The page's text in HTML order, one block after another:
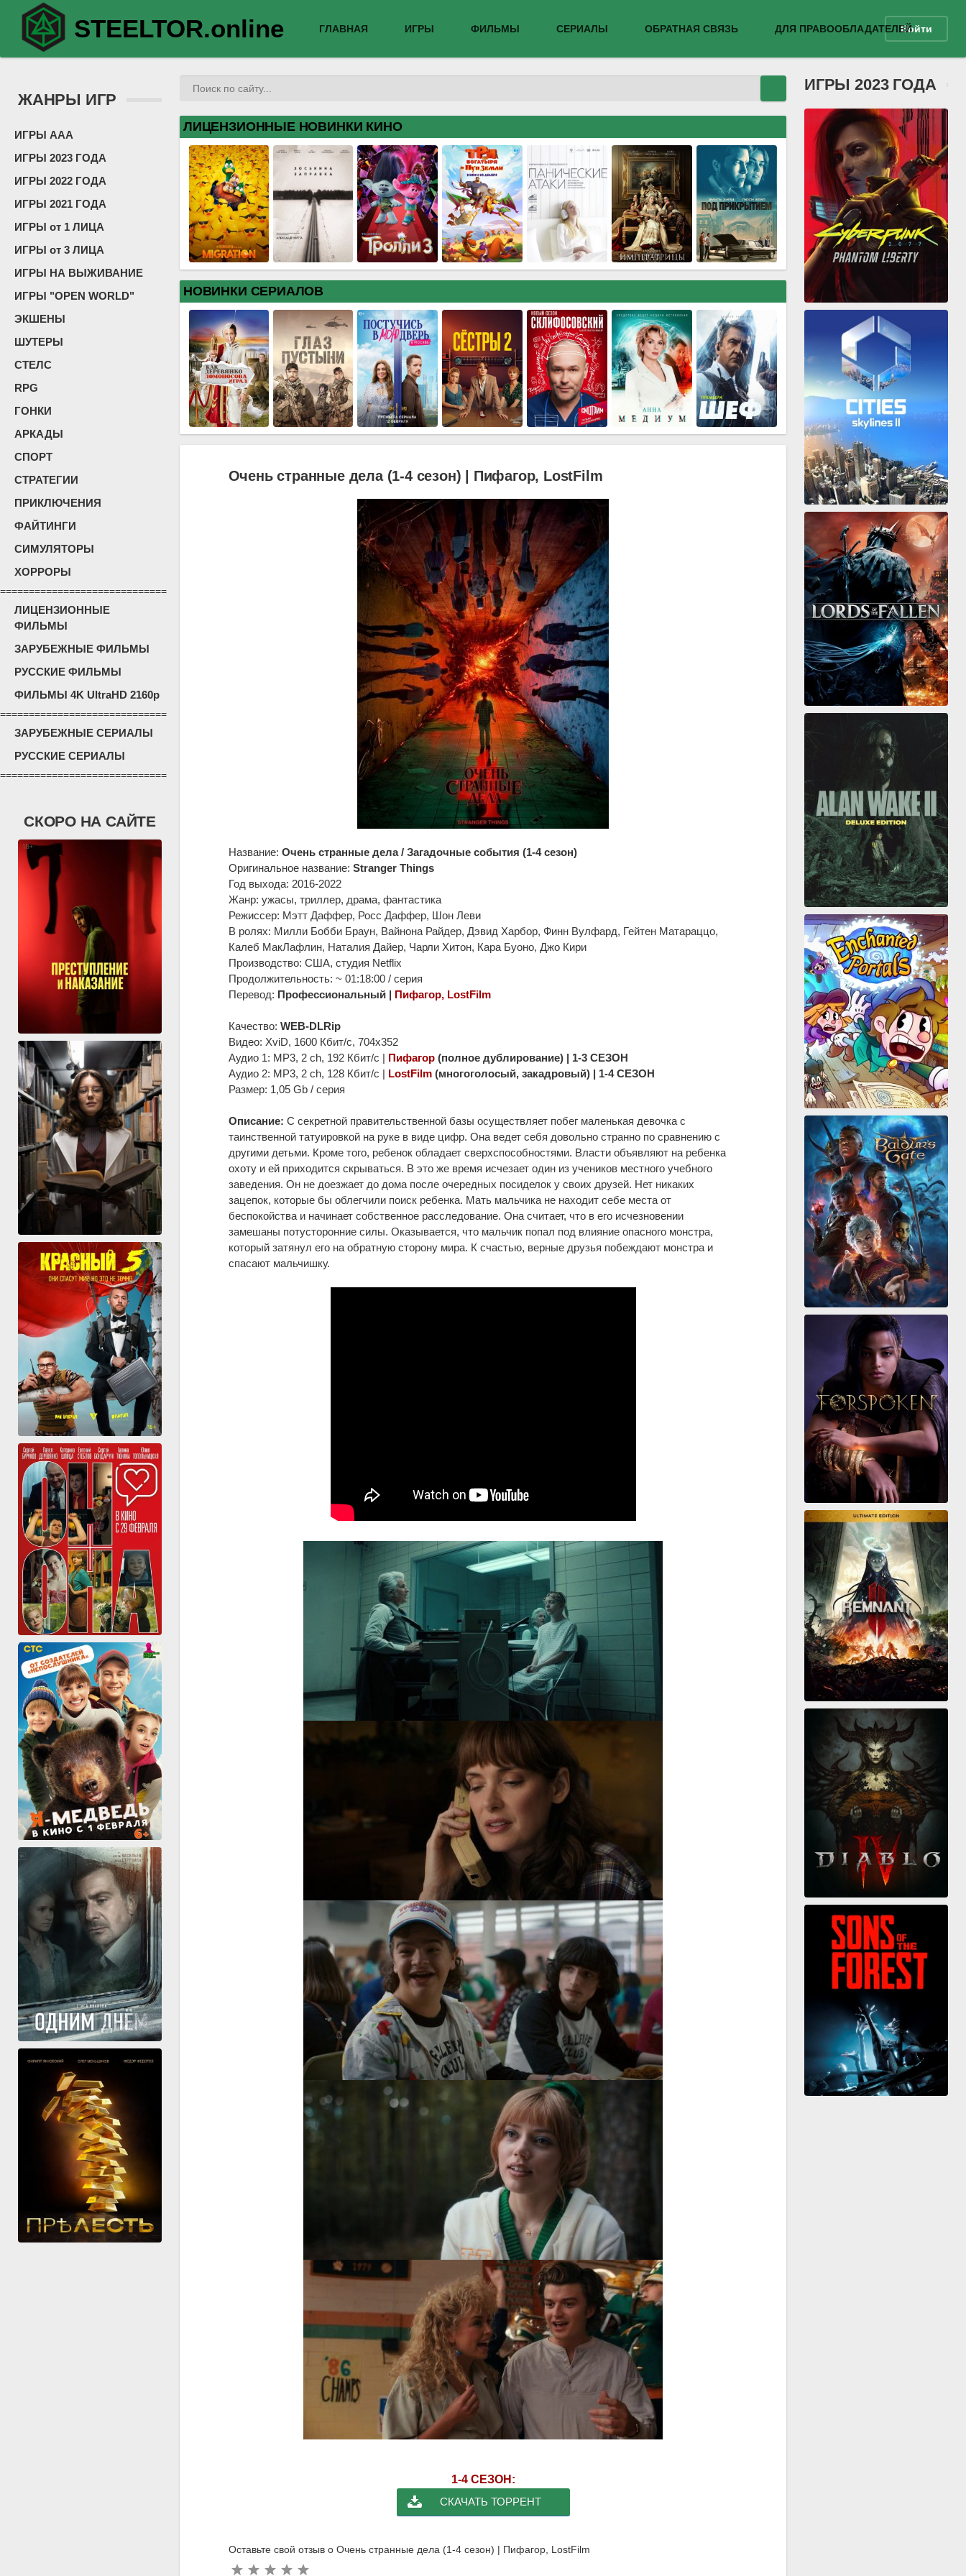
STEELTOR.online ГЛАВНАЯ ИГРЫ ФИЛЬМЫ СЕРИАЛЫ ОБРАТНАЯ СВЯЗЬ ДЛЯ ПРАВООБЛАДАТЕЛЕЙВойти
ЖАНРЫ ИГР
ИГРЫ ААА
ИГРЫ 2023 ГОДА
ИГРЫ 2022 ГОДА
ИГРЫ 2021 ГОДА
ИГРЫ от 1 ЛИЦА
ИГРЫ от 3 ЛИЦА
ИГРЫ НА ВЫЖИВАНИЕ
ИГРЫ "OPEN WORLD"
ЭКШЕНЫ
ШУТЕРЫ
СТЕЛС
RPG
ГОНКИ
АРКАДЫ
СПОРТ
СТРАТЕГИИ
ПРИКЛЮЧЕНИЯ
ФАЙТИНГИ
СИМУЛЯТОРЫ
ХОРРОРЫ
=============================
ЛИЦЕНЗИОННЫЕ
ФИЛЬМЫ
ЗАРУБЕЖНЫЕ ФИЛЬМЫ
РУССКИЕ ФИЛЬМЫ
ФИЛЬМЫ 4K UltraHD 2160p
=============================
ЗАРУБЕЖНЫЕ СЕРИАЛЫ
РУССКИЕ СЕРИАЛЫ
=============================
СКОРО НА САЙТЕ
ЛИЦЕНЗИОННЫЕ НОВИНКИ КИНО
НОВИНКИ СЕРИАЛОВ
Очень странные дела (1-4 сезон) | Пифагор, LostFilm
Название: Очень странные дела / Загадочные события (1-4 сезон)
Оригинальное название: Stranger Things
Год выхода: 2016-2022
Жанр: ужасы, триллер, драма, фантастика
Режиссер: Мэтт Даффер, Росс Даффер, Шон Леви
В ролях: Милли Бобби Браун, Вайнона Райдер, Дэвид Харбор, Финн Вулфард, Гейтен Матараццо,
Калеб МакЛафлин, Наталия Дайер, Чарли Хитон, Кара Буоно, Джо Кири
Производство: США, студия Netflix
Продолжительность: ~ 01:18:00 / серия
Перевод: Профессиональный | Пифагор, LostFilm
Качество: WEB-DLRip
Видео: XviD, 1600 Кбит/с, 704x352
Аудио 1: MP3, 2 ch, 192 Кбит/с | Пифагор(полное дублирование) | 1-3 СЕЗОН
Аудио 2: MP3, 2 ch, 128 Кбит/с | LostFilm(многоголосый, закадровый) | 1-4 СЕЗОН
Размер: 1,05 Gb / серия
Описание: С секретной правительственной базы осуществляет побег маленькая девочка с
таинственной татуировкой на руке в виде цифр. Она ведет себя довольно странно по сравнению с
другими детьми. Кроме того, ребенок обладает сверхспособностями. Власти объявляют на ребенка
охоту и ей приходится скрываться. В это же время исчезает один из учеников местного учебного
заведения. Он не доезжает до дома после очередных посиделок у своих друзей. Нет никаких
зацепок, которые бы облегчили поиск ребенка. Мать мальчика не находит себе места от
беспокойства и начинает собственное расследование. Она считает, что в его исчезновении
замешаны потусторонние силы. Оказывается, что мальчик попал под влияние опасного монстра,
который затянул его на обратную сторону мира. К счастью, верные друзья побеждают монстра и
спасают мальчишку.
1-4 СЕЗОН:
СКАЧАТЬ ТОРРЕНТ
Оставьте свой отзыв о Очень странные дела (1-4 сезон) | Пифагор, LostFilm
ИГРЫ 2023 ГОДА